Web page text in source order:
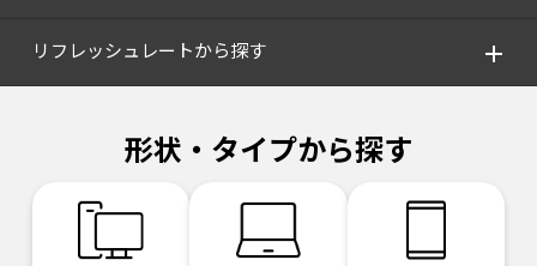
リフレッシュレートから探す
形状・タイプから探す